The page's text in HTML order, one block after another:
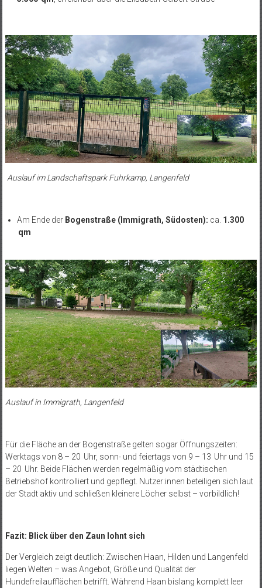
Auslauf im Landschaftspark Fuhrkamp, Langenfeld
Am Ende der Bogenstraße (Immigrath, Südosten): ca. 1.300
qm
Auslauf in Immigrath, Langenfeld
Für die Fläche an der Bogenstraße gelten sogar Öffnungszeiten:
Werktags von 8 – 20 Uhr, sonn- und feiertags von 9 – 13 Uhr und 15
– 20 Uhr. Beide Flächen werden regelmäßig vom städtischen
Betriebshof kontrolliert und gepflegt. Nutzer:innen beteiligen sich laut
der Stadt aktiv und schließen kleinere Löcher selbst – vorbildlich!
Fazit: Blick über den Zaun lohnt sich
Der Vergleich zeigt deutlich: Zwischen Haan, Hilden und Langenfeld
liegen Welten – was Angebot, Größe und Qualität der
Hundefreilaufflächen betrifft. Während Haan bislang komplett leer